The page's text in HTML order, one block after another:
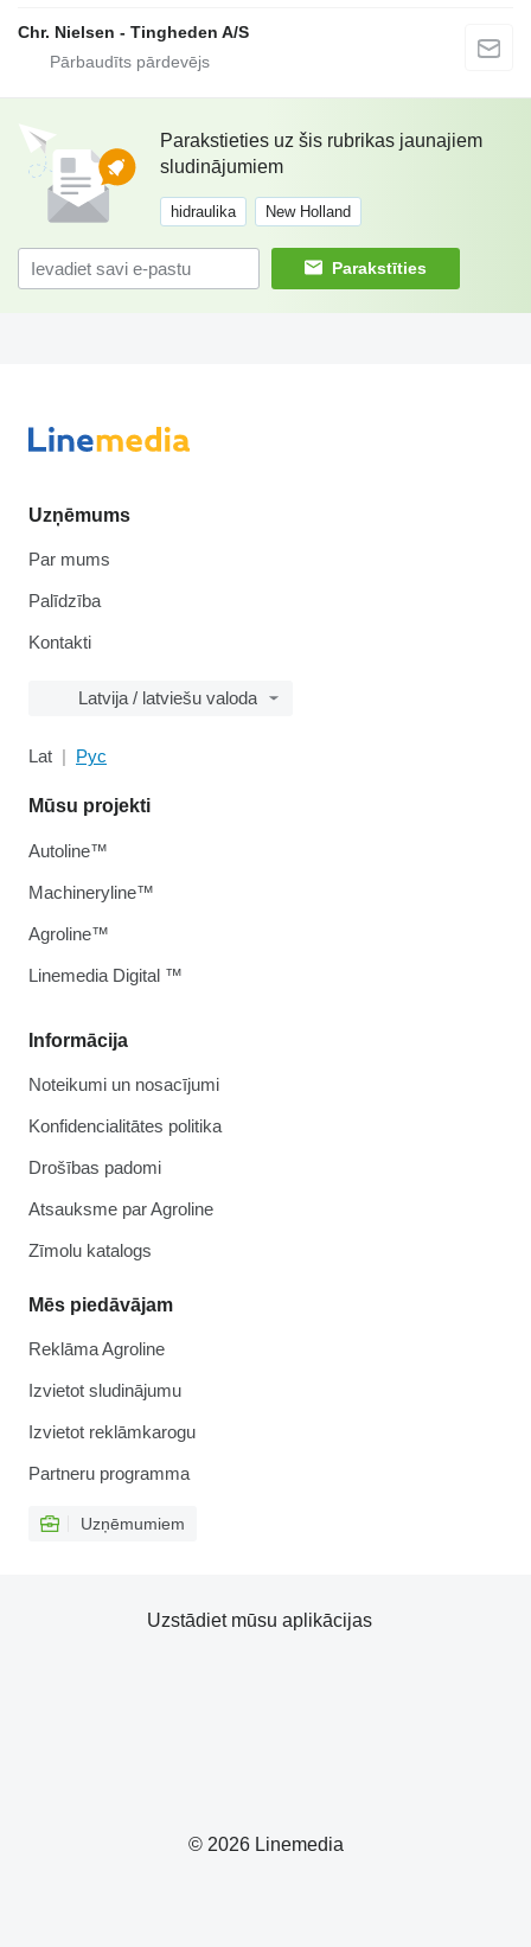
Chr. Nielsen - Tingheden A/S
Parakstieties uz šis rubrikas jaunajiem
sludinājumiem
hidraulika New Holland
Parakstīties
Uzņēmums
Par mums
Palīdzība
Kontakti
Latvija / latviešu valoda
Lat Рус
Informācija
Noteikumi un nosacījumi
Konfidencialitātes politika
Drošības padomi
Atsauksme par Agroline
Zīmolu katalogs
Mēs piedāvājam
Reklāma Agroline
Izvietot sludinājumu
Izvietot reklāmkarogu
Partneru programma
Uzņēmumiem
Mūsu projekti
Autoline™
Machineryline™
Agroline™
Linemedia Digital ™
© 2026 Linemedia
Uzstādiet mūsu aplikācijas